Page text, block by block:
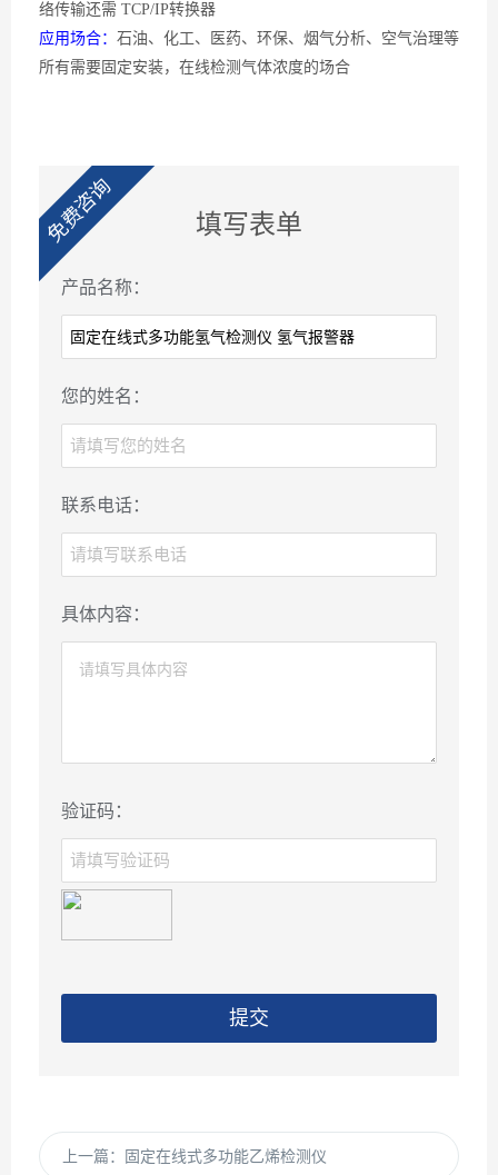
络传输还需 TCP/IP转换器
应用场合： 石油、化工、医药、环保、烟气分析、空气治理等
所有需要固定安装，在线检测气体浓度的场合
免费咨询 填写表单
产品名称：
您的姓名：
联系电话：
具体内容：
验证码：
提交
上一篇： 固定在线式多功能乙烯检测仪